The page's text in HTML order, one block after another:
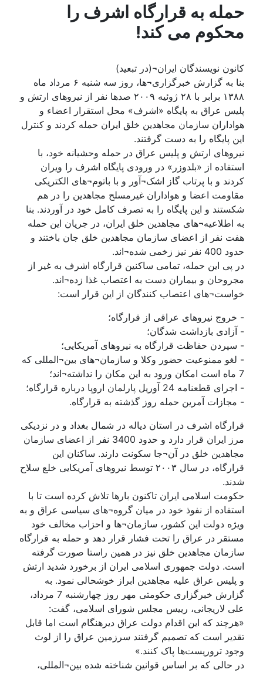
حمله به قرارگاه اشرف را
محکوم می کند!
کانون نویسندگان ایران¬(در تبعید)
بنا به گزارش خبرگزاری¬ها، روز سه شنبه ۶ مرداد ماه
۱۳۸۸ برابر با ۲۸ ژوئيه ۲۰۰۹ صدها نفر از نيروهای ارتش و
پليس عراق به پايگاه «اشرف» محل استقرار اعضاء و
هواداران سازمان مجاهدين خلق ايران حمله کردند و کنترل
اين پايگاه را به دست گرفتند.
نيروهای ارتش و پليس عراق در حمله وحشیانه خود، با
استفاده از «بلدوزر» در ورودی پايگاه اشرف را ويران
کردند و با پرتاب گاز اشک¬آور و با باتوم¬های الکتريکی
مقاومت اعضا و هواداران غيرمسلح مجاهدين را در هم
شکستند و اين پايگاه را به تصرف کامل خود در آوردند. بنا
به اطلاعیه¬های مجاهدین خلق ایران، در جريان اين حمله
هفت نفر از اعضای سازمان مجاهدين خلق جان باختند و
حدود 400 نفر نیز زخمی شده¬اند.
در پی این حمله، تمامی ساكنین قرارگاه اشرف به غیر از
مجروحان و بیماران دست به اعتصاب غذا زده¬اند.
خواست¬های اعتصاب كنندگان از این قرار است:
- خروج نیروهاى عراقى از قرارگاه؛
- آزادی بازداشت شدگان؛
- سپردن حفاظت قرارگاه به نیروهاى آمریكایى؛
- لغو ممنوعیت حضور وكلا و سازمان¬هاى بین¬المللی كه
7 ماه است امكان ورود به این مكان را نداشته¬اند؛
- اجرای قطعنامه 24 آوریل پارلمان اروپا درباره قرارگاه؛
- مجازات آمرین حمله روز گذشته به قرارگاه.
قرارگاه اشرف در استان دیاله در شمال بغداد و در نزدیکی
مرز ایران قرار دارد و حدود 3400 نفر از اعضای سازمان
مجاهدین خلق در آن¬جا سكونت دارند. ساکنان این
قرارگاه، در سال ۲۰۰۳ توسط نیروهای آمریکایی خلع سلاح
شدند.
حکومت اسلامی ایران تاکنون بارها تلاش کرده است تا با
استفاده از نفوذ خود در میان گروه¬های سیاسی عراق و به
ویژه دولت این كشور، سازمان¬ها و احزاب مخالف خود
مستقر در عراق را تحت فشار قرار دهد و حمله به قرارگاه
سازمان مجاهدین خلق نیز در همین راستا صورت گرفته
است. دولت جمهوری اسلامی ایران از برخورد شدید ارتش
و پلیس عراق علیه مجاهدین ابراز خوشحالی نمود. به
گزارش خبرگزاری حکومتی مهر روز چهارشنبه 7 مرداد،
علی لاریجانی، رییس مجلس شورای اسلامی، گفت:
«هرچند که این اقدام دولت عراق دیرهنگام است اما قابل
تقدیر است که تصمیم گرفتند سرزمین عراق را از لوث
وجود تروریست‌ها پاک کنند.»
در حالی که بر اساس قوانین شناخته شده بین¬المللی،